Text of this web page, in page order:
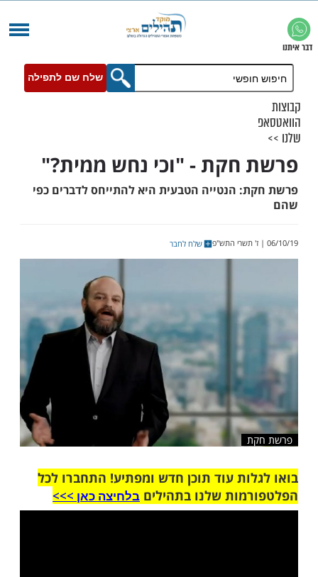
שלח שם לתפילה
חקת - "וכי נחש ממית?"
הנטייה הטבעית היא להתייחס לדברים כפי
שלח לחבר